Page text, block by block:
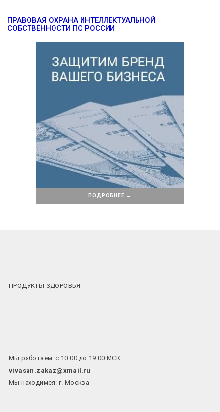
ПРАВОВАЯ ОХРАНА ИНТЕЛЛЕКТУАЛЬНОЙ
СОБСТВЕННОСТИ ПО РОССИИ
ПОДРОБНЕЕ →
ПРОДУКТЫ ЗДОРОВЬЯ
Мы работаем: с 10:00 до 19:00 МСК
vivasan.zakaz@xmail.ru
Мы находимся: г. Москва